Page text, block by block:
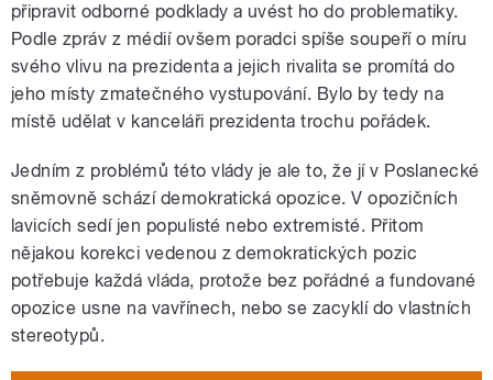
připravit odborné podklady a uvést ho do problematiky.
Podle zpráv z médií ovšem poradci spíše soupeří o míru
svého vlivu na prezidenta a jejich rivalita se promítá do
jeho místy zmatečného vystupování. Bylo by tedy na
místě udělat v kanceláři prezidenta trochu pořádek.
Jedním z problémů této vlády je ale to, že jí v Poslanecké
sněmovně schází demokratická opozice. V opozičních
lavicích sedí jen populisté nebo extremisté. Přitom
nějakou korekci vedenou z demokratických pozic
potřebuje každá vláda, protože bez pořádné a fundované
opozice usne na vavřínech, nebo se zacyklí do vlastních
stereotypů.